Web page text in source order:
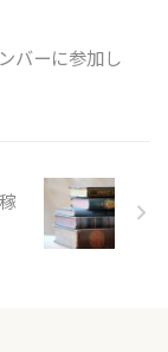
バーに参加し